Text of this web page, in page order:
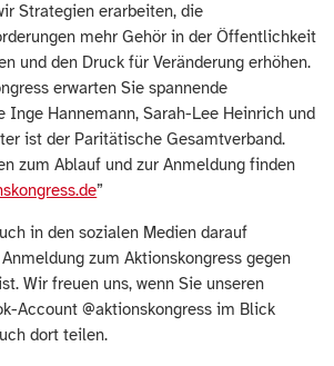
Strategien erarbeiten, die
mehr Gehör in der Öffentlichkeit
und den Druck für Veränderung erhöhen.
erwarten Sie spannende
Inge Hannemann, Sarah-Lee Heinrich und
ist der Paritätische Gesamtverband.
zum Ablauf und zur Anmeldung finden
”
in den sozialen Medien darauf
zum Aktionskongress gegen
Wir freuen uns, wenn Sie unseren
Account @aktionskongress im Blick
dort teilen.